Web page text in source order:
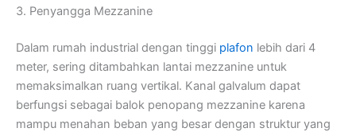
3. Penyangga Mezzanine
Dalam rumah industrial dengan tinggi plafon lebih dari 4
meter, sering ditambahkan lantai mezzanine untuk
memaksimalkan ruang vertikal. Kanal galvalum dapat
berfungsi sebagai balok penopang mezzanine karena
mampu menahan beban yang besar dengan struktur yang